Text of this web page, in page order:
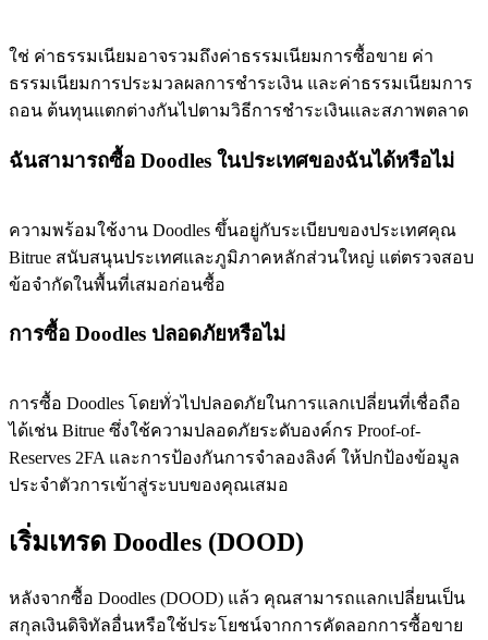
ใช่ ค่าธรรมเนียมอาจรวมถึงค่าธรรมเนียมการซื้อขาย ค่า
ธรรมเนียมการประมวลผลการชำระเงิน และค่าธรรมเนียมการ
ถอน ต้นทุนแตกต่างกันไปตามวิธีการชำระเงินและสภาพตลาด
ฉันสามารถซื้อ Doodles ในประเทศของฉันได้หรือไม่
ความพร้อมใช้งาน Doodles ขึ้นอยู่กับระเบียบของประเทศคุณ
Bitrue สนับสนุนประเทศและภูมิภาคหลักส่วนใหญ่ แต่ตรวจสอบ
ข้อจำกัดในพื้นที่เสมอก่อนซื้อ
การซื้อ Doodles ปลอดภัยหรือไม่
การซื้อ Doodles โดยทั่วไปปลอดภัยในการแลกเปลี่ยนที่เชื่อถือ
ได้เช่น Bitrue ซึ่งใช้ความปลอดภัยระดับองค์กร Proof-of-
Reserves 2FA และการป้องกันการจำลองลิงค์ ให้ปกป้องข้อมูล
ประจำตัวการเข้าสู่ระบบของคุณเสมอ
เริ่มเทรด Doodles (DOOD)
หลังจากซื้อ Doodles (DOOD) แล้ว คุณสามารถแลกเปลี่ยนเป็น
สกุลเงินดิจิทัลอื่นหรือใช้ประโยชน์จากการคัดลอกการซื้อขาย